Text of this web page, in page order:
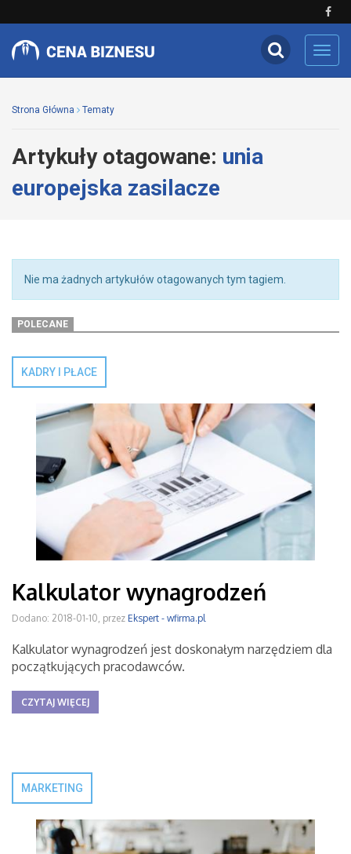
Strona Główna Tematy
Artykuły otagowane: unia
europejska zasilacze
Nie ma żadnych artykułów otagowanych tym tagiem.
POLECANE
KADRY I PŁACE
Kalkulator wynagrodzeń
Dodano: 2018-01-10, przez Ekspert - wfirma.pl
Kalkulator wynagrodzeń jest doskonałym narzędziem dla
początkujących pracodawców.
CZYTAJ WIĘCEJ
MARKETING